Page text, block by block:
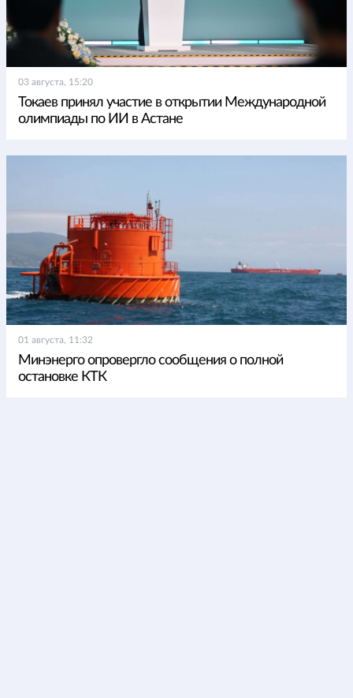
03 августа, 15:20
Токаев принял участие в открытии Международной
олимпиады по ИИ в Астане
01 августа, 11:32
Минэнерго опровергло сообщения о полной
остановке КТК